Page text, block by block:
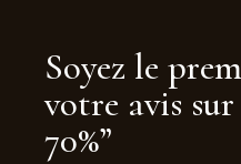
Soyez le
votre avis
70%”